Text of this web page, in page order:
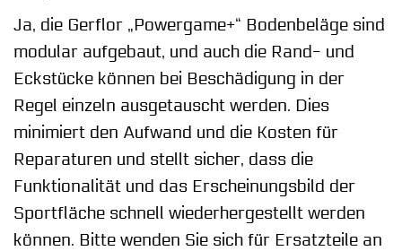
Ja, die Gerflor „Powergame+“ Bodenbeläge sind
modular aufgebaut, und auch die Rand- und
Eckstücke können bei Beschädigung in der
Regel einzeln ausgetauscht werden. Dies
minimiert den Aufwand und die Kosten für
Reparaturen und stellt sicher, dass die
Funktionalität und das Erscheinungsbild der
Sportfläche schnell wiederhergestellt werden
können. Bitte wenden Sie sich für Ersatzteile an